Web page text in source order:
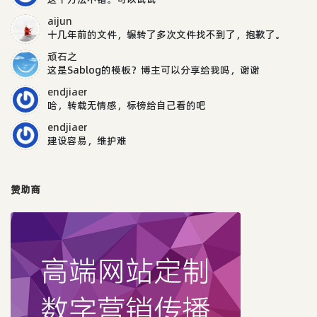
aijun
十几年前的文件，辗转了多次文件找不到了，抱歉了。
顽石之
这是Sablog的模板？博主可以分享给我吗，谢谢
endjiaer
哈，转载无情感，标榜给自己看的吧
endjiaer
建设容易，维护难
赞助商